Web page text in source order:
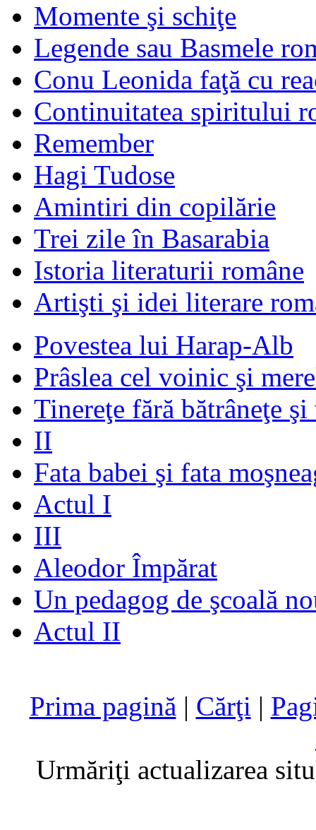
Momente şi schiţe
Legende sau Basmele
Conu Leonida faţă cu
Continuitatea spiritului
Remember
Hagi Tudose
Amintiri din copilărie
Trei zile în Basarabia
Istoria literaturii române
Artişti şi idei literare
Povestea lui Harap-Alb
Prâslea cel voinic şi
Tinereţe fără bătrâneţe
II
Fata babei şi fata
Actul I
III
Aleodor Împărat
Un pedagog de şcoală
Actul II
Prima pagină | Cărţi |
Urmăriţi actualizarea